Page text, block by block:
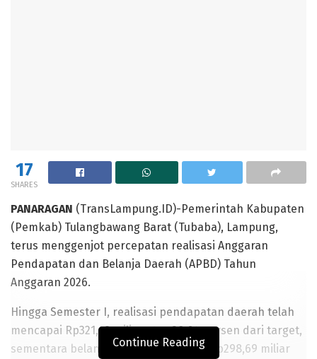
17
SHARES
PANARAGAN (TransLampung.ID)-Pemerintah Kabupaten
(Pemkab) Tulangbawang Barat (Tubaba), Lampung,
terus menggenjot percepatan realisasi Anggaran
Pendapatan dan Belanja Daerah (APBD) Tahun
Anggaran 2026.
Hingga Semester I, realisasi pendapatan daerah telah
mencapai Rp321,49 miliar atau 38,64 persen dari target,
sementara belanja daerah terealisasi Rp298,69 miliar
Continue Reading